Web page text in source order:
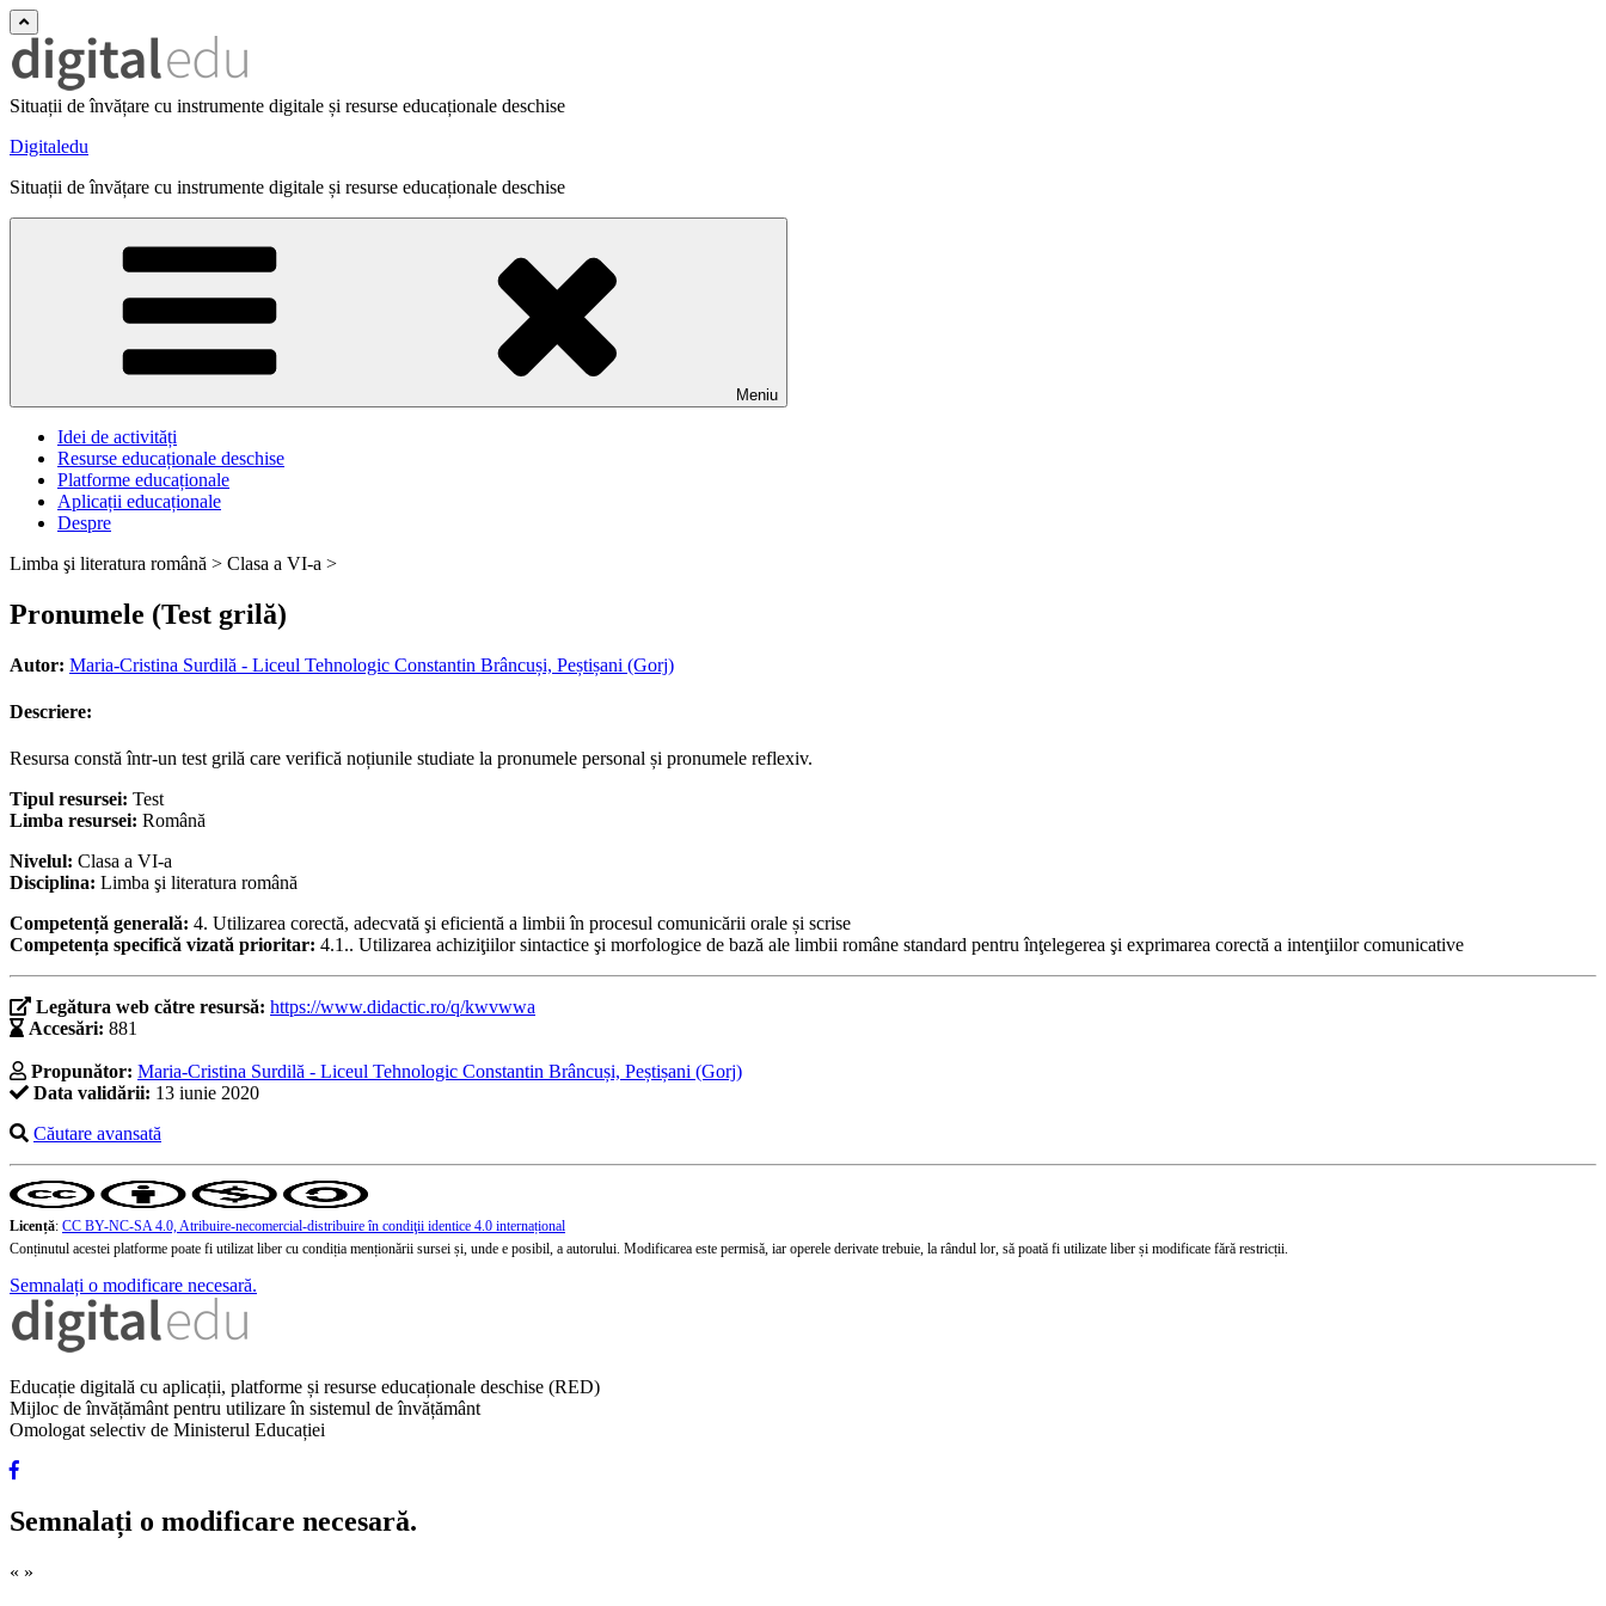
Situații de învățare cu instrumente digitale și resurse educaționale deschise
Digitaledu
Situații de învățare cu instrumente digitale și resurse educaționale deschise
Meniu
Idei de activități
Resurse educaționale deschise
Platforme educaționale
Aplicații educaționale
Despre
Limba şi literatura română > Clasa a VI-a >
Pronumele (Test grilă)
Autor: Maria-Cristina Surdilă - Liceul Tehnologic Constantin Brâncuși, Peștișani (Gorj)
Descriere:
Resursa constă într-un test grilă care verifică noțiunile studiate la pronumele personal și pronumele reflexiv.
Tipul resursei: Test
Limba resursei: Română
Nivelul: Clasa a VI-a
Disciplina: Limba şi literatura română
Competență generală: 4. Utilizarea corectă, adecvată şi eficientă a limbii în procesul comunicării orale și scrise
Competența specifică vizată prioritar: 4.1.. Utilizarea achiziţiilor sintactice şi morfologice de bază ale limbii române standard pentru înţelegerea şi exprimarea corectă a intenţiilor comunicative
Legătura web către resursă: https://www.didactic.ro/q/kwvwwa
Accesări: 881
Propunător: Maria-Cristina Surdilă - Liceul Tehnologic Constantin Brâncuși, Peștișani (Gorj)
Data validării: 13 iunie 2020
Căutare avansată
Licență: CC BY-NC-SA 4.0, Atribuire-necomercial-distribuire în condiţii identice 4.0 internațional
Conținutul acestei platforme poate fi utilizat liber cu condiția menționării sursei și, unde e posibil, a autorului. Modificarea este permisă, iar operele derivate trebuie, la rândul lor, să poată fi utilizate liber și modificate fără restricții.
Semnalați o modificare necesară.
Educație digitală cu aplicații, platforme și resurse educaționale deschise (RED)
Mijloc de învățământ pentru utilizare în sistemul de învățământ
Omologat selectiv de Ministerul Educației
Semnalați o modificare necesară.
« »